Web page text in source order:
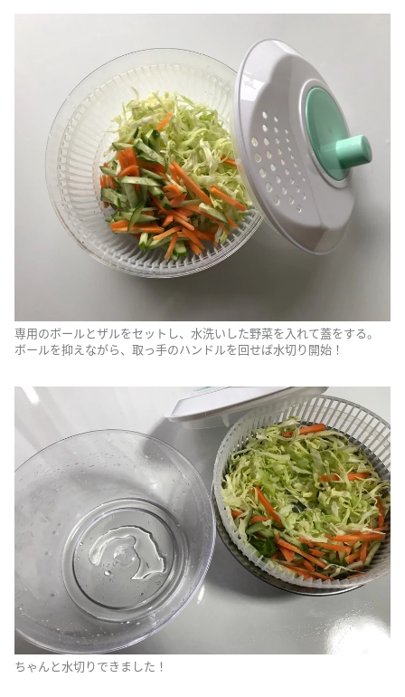
専用のボールとザルをセットし、水洗いした野菜を入れて蓋をする。
ボールを抑えながら、取っ手のハンドルを回せば水切り開始！
ちゃんと水切りできました！